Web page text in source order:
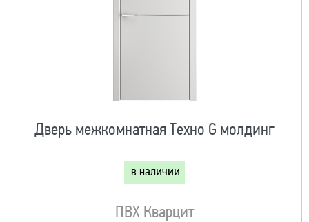
Дверь межкомнатная Техно G молдинг
в наличии
ПВХ Кварцит